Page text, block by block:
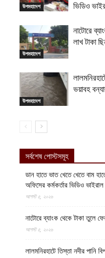
উপমহাদেশ
ভিডিও
উপমহাদেশ
নাটোরে
লাখ টাকা
উপমহাদেশ
ভয়াবহ
সর্বশেষ পোস্টসমূহ
ডান হাতে ভাত খেতে খেতে বাম
অফিসের কর্মকর্তার ভিডিও ভাইরাল
আগস্ট ৫, ২০২৬
নাটোরে ব্যাংক থেকে টাকা তুলে
আগস্ট ৫, ২০২৬
লালমনিরহাটে তিস্তা নদীর পানি